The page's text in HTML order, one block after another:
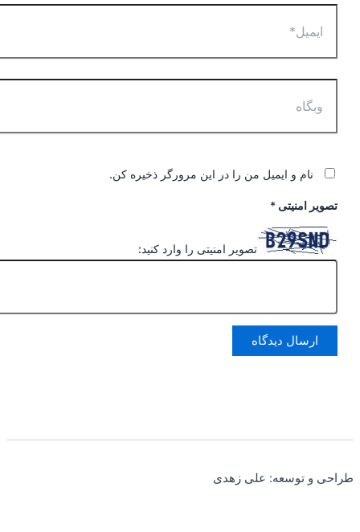
نام و ایمیل من را در این مرورگر ذخیره کن.
تصویر امنیتی *
تصویر امنیتی را وارد کنید:
طراحی و توسعه: علی زهدی